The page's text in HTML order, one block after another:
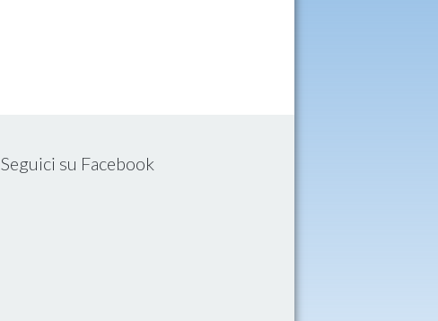
Seguici su Facebook